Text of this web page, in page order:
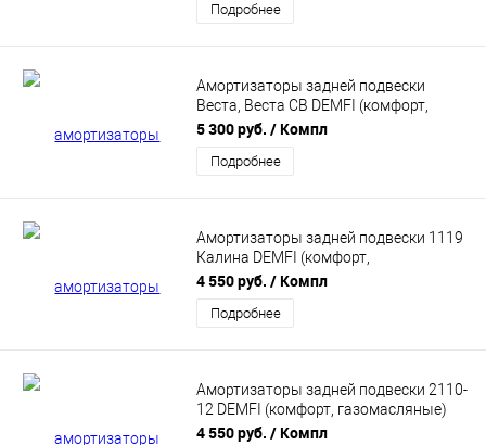
Подробнее
Амортизаторы задней подвески
Веста, Веста СВ DEMFI (комфорт,
газомасляные) 2шт SRC8010
5 300 руб. / Компл
Подробнее
Амортизаторы задней подвески 1119
Калина DEMFI (комфорт,
газомасляные) 2шт SRC1910
4 550 руб. / Компл
Подробнее
Амортизаторы задней подвески 2110-
12 DEMFI (комфорт, газомасляные)
2шт SRC1010
4 550 руб. / Компл